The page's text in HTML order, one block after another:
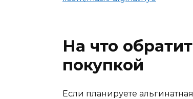
На что
покупкой
Если планируете